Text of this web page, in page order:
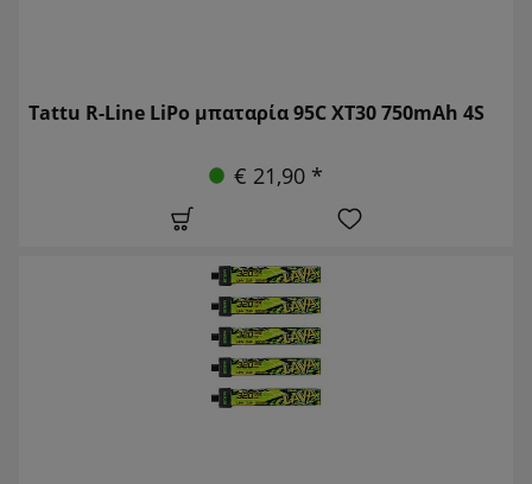
Tattu R-Line LiPo μπαταρία 95C XT30 750mAh 4S
€ 21,90 *